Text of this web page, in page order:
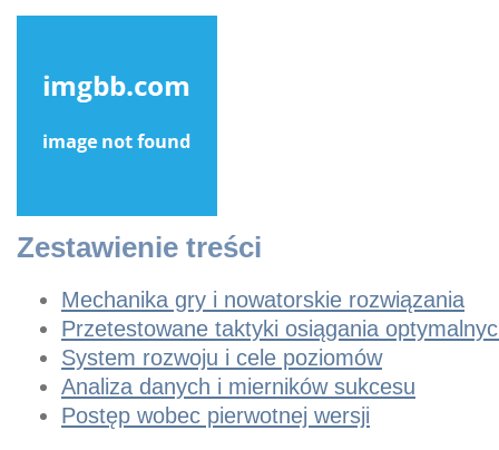
Zestawienie treści
Mechanika gry i nowatorskie rozwiązania
Przetestowane taktyki osiągania
System rozwoju i cele poziomów
Analiza danych i mierników sukcesu
Postęp wobec pierwotnej wersji